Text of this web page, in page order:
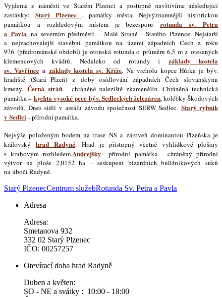
Vyjdeme z náměstí ve Starém Plzenci a postupně navštívíme následující
zastávky: Starý Plzenec - památky města. Nejvýznamnější historickou
památkou a rozhledovým místem je bezesporurotunda sv. Petra
a Pavla na severním předměstí – Malé Straně - Starého Plzence. Nejstarší
a nejzachovalejší stavební památkou na území západních Čech z roku
976 (předrománské období) je otonská rotunda o průměru 6,5 m z otesaných
křemencových kvádrů. Nedaleko od rotundy i základy kostela
sv. Vavřincea základy kostela sv. Kříže. Na vrcholu kopce Hůrka je býv.
hradiště (Stará Plzeň) z doby osídlování západních Čech slovanskými
kmeny. Černá stráň - chráněné naleziště zkamenělin. Chráněná technická
památka –kychta vysoké pece býv. Sedleckých železáren, kolébky Škodových
závodů. Dnes sídlí v areálu závodu společnost SERW Sedlec. Starý rybník
v Sedlci - přírodní památka.
Nejvýše položeným bodem na trase NS a zároveň dominantou Plzeňska je
královskýhrad Radyně.Hrad je přístupný včetně vyhlídkové plošiny
s kruhovým rozhledem.Andrejšky– přírodní památka - chráněný přírodní
výtvor na ploše 2,0152 ha – seskupení bizardních buližníkových suků
na úbočí Radyně.
Starý PlzenecCentrum služebRotunda Sv. Petra a Pavla
Adresa
Adresa:
Smetanova 932
332 02 Starý Plzenec
IČO: 00257257
Otevírací doba hrad Radyně
Duben a květen:
SO - NE a svátky : 10:00 - 18:00